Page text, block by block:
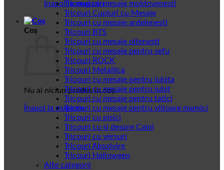
Înapoi la magazin
Coș
Nu ai niciun produs în coș.
Înapoi la magazin
Tricouri cu mesaje moldovenesti
Tricouri Cupluri cu Mesaje
Tricouri cu mesaje ardelenesti
Tricouri BTS
Tricouri cu mesaje oltenesti
Tricouri cu mesaje pentru sefu
Tricouri ROCK
Tricouri Metallica
Tricouri cu mesaje pentru iubita
Tricouri cu mesaje pentru iubit
Tricouri cu mesaje pentru tatici
Tricouri cu mesaje pentru viitoare mamici
Tricouri cu pisici
Tricouri cu si despre Caini
Tricouri cu versuri
Tricouri Absolvire
Tricouri Halloween
Alte categorii